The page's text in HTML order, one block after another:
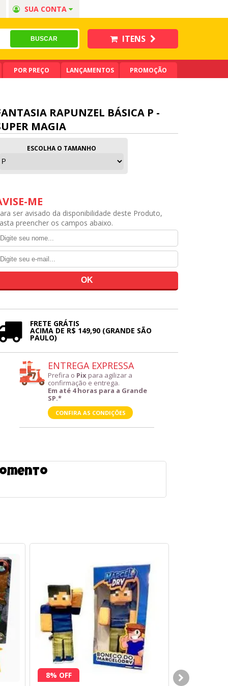
SUA CONTA
ITENS
POR PREÇO LANÇAMENTOS PROMOÇÃO
RAPUNZEL BÁSICA P -
MAGIA
ESCOLHA O TAMANHO
ME
ser avisado da disponibilidade deste Produto,
preencher os campos abaixo.
FRETE GRÁTIS
ACIMA DE R$ 149,90 (GRANDE SÃO
PAULO)
ENTREGA EXPRESSA
Prefira o Pix para agilizar a
confirmação e entrega.
Em até 4 horas para a Grande
SP.*
CONFIRA AS CONDIÇÕES
8% OFF 30% OFF